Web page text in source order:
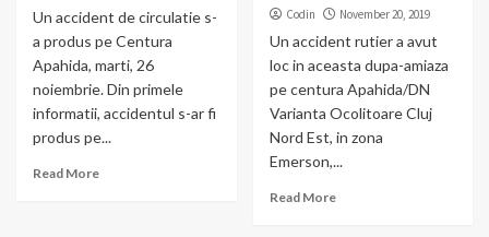
Un accident de circulatie s-
a produs pe Centura
Apahida, marti, 26
noiembrie. Din primele
informatii, accidentul s-ar fi
produs pe...
Read More
Codin November 20, 2019
Un accident rutier a avut
loc in aceasta dupa-amiaza
pe centura Apahida/DN
Varianta Ocolitoare Cluj
Nord Est, in zona
Emerson,...
Read More